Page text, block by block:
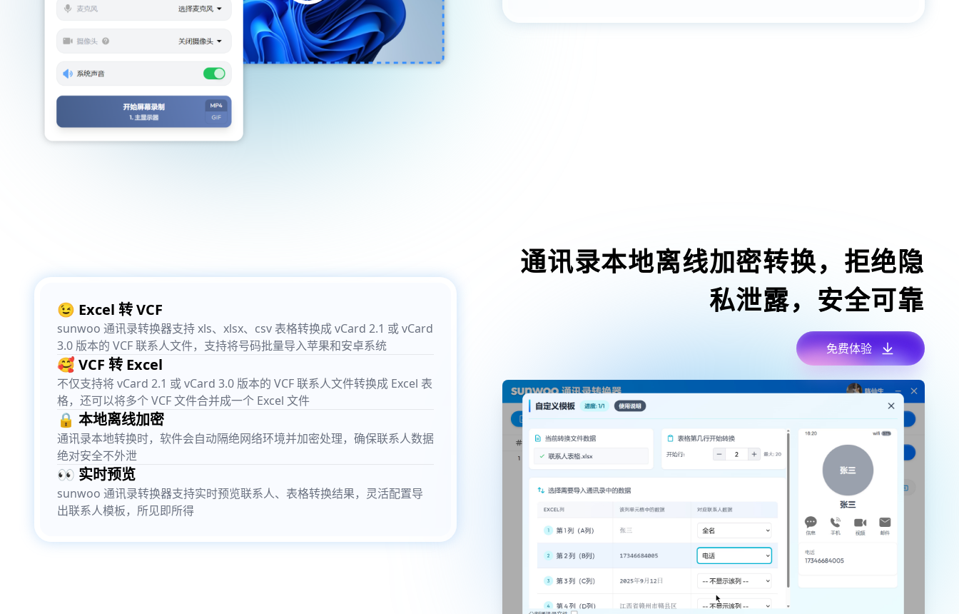
通讯录本地离线加密转换，拒绝隐
私泄露，安全可靠
免费体验
😉 Excel 转 VCF
sunwoo 通讯录转换器支持 xls、xlsx、csv 表格转换成 vCard 2.1 或 vCard
3.0 版本的 VCF 联系人文件，支持将号码批量导入苹果和安卓系统
🥰 VCF 转 Excel
不仅支持将 vCard 2.1 或 vCard 3.0 版本的 VCF 联系人文件转换成 Excel 表
格，还可以将多个 VCF 文件合并成一个 Excel 文件
🔒 本地离线加密
通讯录本地转换时，软件会自动隔绝网络环境并加密处理，确保联系人数据
绝对安全不外泄
👀 实时预览
sunwoo 通讯录转换器支持实时预览联系人、表格转换结果，灵活配置导
出联系人模板，所见即所得